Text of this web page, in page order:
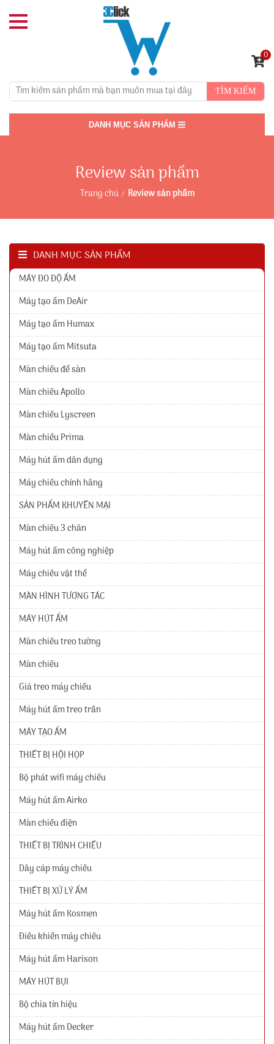
TÌM KIẾM
0
DANH MỤC SẢN PHẨM
Review sản phẩm
Trang chủ Review sản phẩm
DANH MỤC SẢN PHẨM
MÁY ĐO ĐỘ ẨM
Máy tạo ẩm DeAir
Máy tạo ẩm Humax
Máy tạo ẩm Mitsuta
Màn chiếu để sàn
Màn chiếu Apollo
Màn chiếu Lyscreen
Màn chiếu Prima
Máy hút ẩm dân dụng
Máy chiếu chính hãng
SẢN PHẨM KHUYẾN MẠI
Màn chiếu 3 chân
Máy hút ẩm công nghiệp
Máy chiếu vật thể
MÀN HÌNH TƯƠNG TÁC
MÁY HÚT ẨM
Màn chiếu treo tường
Màn chiếu
Giá treo máy chiếu
Máy hút ẩm treo trần
MÁY TẠO ẨM
THIẾT BỊ HỘI HỌP
Bộ phát wifi máy chiếu
Máy hút ẩm Airko
Màn chiếu điện
THIẾT BỊ TRÌNH CHIẾU
Dây cáp máy chiếu
THIẾT BỊ XỬ LÝ ẨM
Máy hút ẩm Kosmen
Điều khiển máy chiếu
Máy hút ẩm Harison
MÁY HÚT BỤI
Bộ chia tín hiệu
Máy hút ẩm Decker